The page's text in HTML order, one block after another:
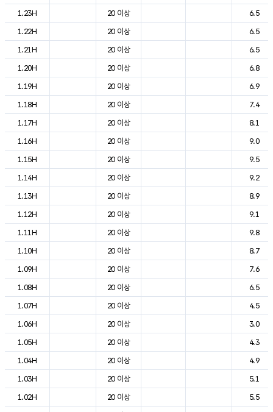
1.23H
20 이상
6.5
1.22H
20 이상
6.5
1.21H
20 이상
6.5
1.20H
20 이상
6.8
1.19H
20 이상
6.9
1.18H
20 이상
7.4
1.17H
20 이상
8.1
1.16H
20 이상
9.0
1.15H
20 이상
9.5
1.14H
20 이상
9.2
1.13H
20 이상
8.9
1.12H
20 이상
9.1
1.11H
20 이상
9.8
1.10H
20 이상
8.7
1.09H
20 이상
7.6
1.08H
20 이상
6.5
1.07H
20 이상
4.5
1.06H
20 이상
3.0
1.05H
20 이상
4.3
1.04H
20 이상
4.9
1.03H
20 이상
5.1
1.02H
20 이상
5.5